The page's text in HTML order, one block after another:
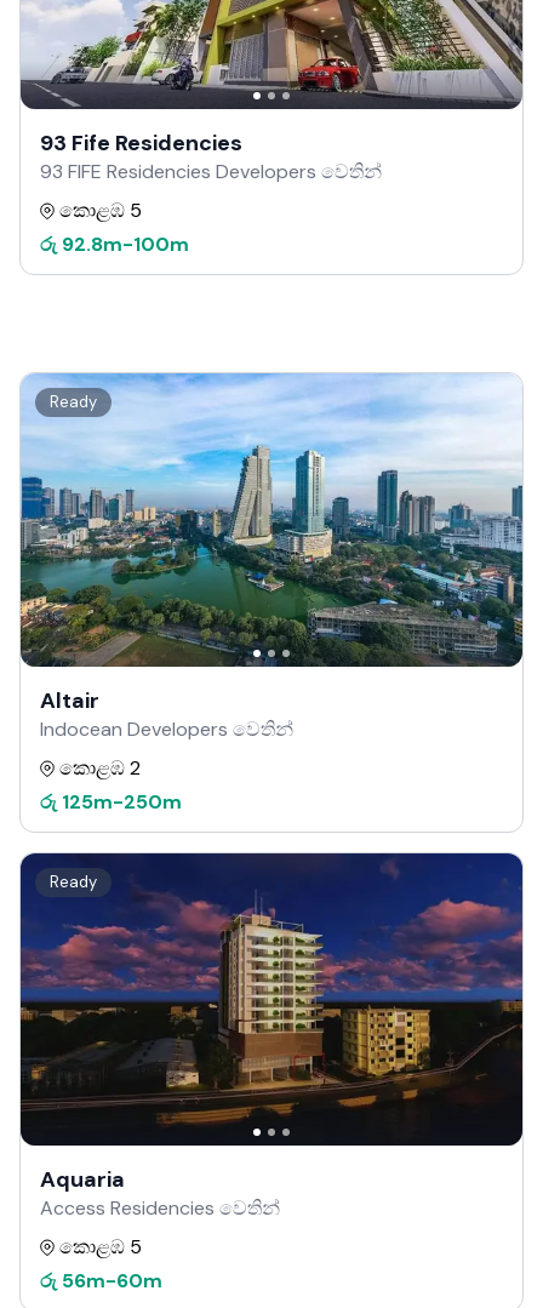
93 Fife Residencies
93 FIFE Residencies Developers වෙතින්
කොළඹ 5
රු 92.8m-100m
Ready
Altair
Indocean Developers වෙතින්
කොළඹ 2
රු 125m-250m
Ready
Aquaria
Access Residencies වෙතින්
කොළඹ 5
රු 56m-60m